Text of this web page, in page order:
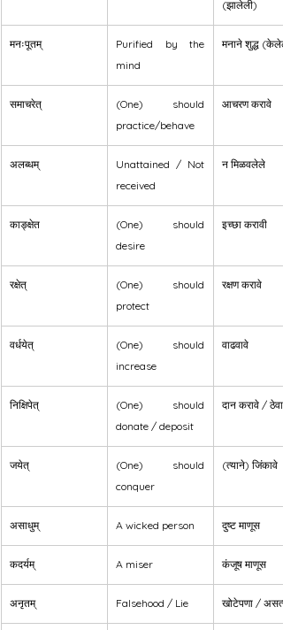
(झालेली)
मनःपूतम्
Purified by the
mind
मनाने शुद्ध
समाचरेत्
(One) should
practice/behave
आचरण करावे
अलब्धम्
Unattained / Not
received
न मिळवलेले
काङ्क्षेत
(One) should
desire
इच्छा करावी
रक्षेत्
(One) should
protect
रक्षण करावे
वर्धयेत्
(One) should
increase
वाढवावे
निक्षिपेत्
(One) should
donate / deposit
दान करावे / ठेवावे
जयेत्
(One) should
conquer
(त्याने) जिंकावे
असाधुम् A wicked person दुष्ट माणूस
कदर्यम् A miser कंजूष माणूस
अनृतम् Falsehood / Lie खोटेपणा / असत्य